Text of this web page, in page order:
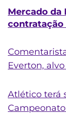
Mercado da
contratação
Everton,
Atlético terá